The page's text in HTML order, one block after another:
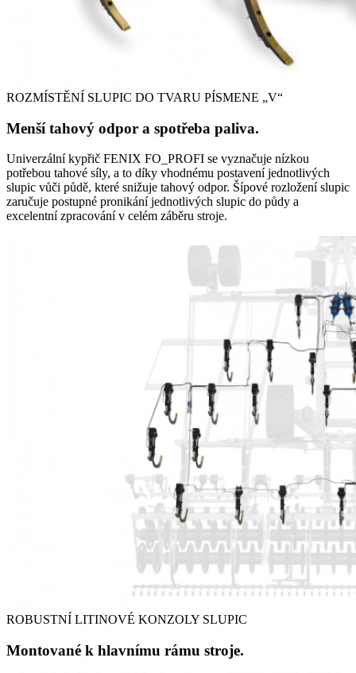
ROZMÍSTĚNÍ SLUPIC DO TVARU PÍSMENE „V“
Menší tahový odpor a spotřeba paliva.
Univerzální kypřič FENIX FO_PROFI se vyznačuje nízkou
potřebou tahové síly, a to díky vhodnému postavení jednotlivých
slupic vůči půdě, které snižuje tahový odpor. Šípové rozložení slupic
zaručuje postupné pronikání jednotlivých slupic do půdy a
excelentní zpracování v celém záběru stroje.
ROBUSTNÍ LITINOVÉ KONZOLY SLUPIC
Montované k hlavnímu rámu stroje.